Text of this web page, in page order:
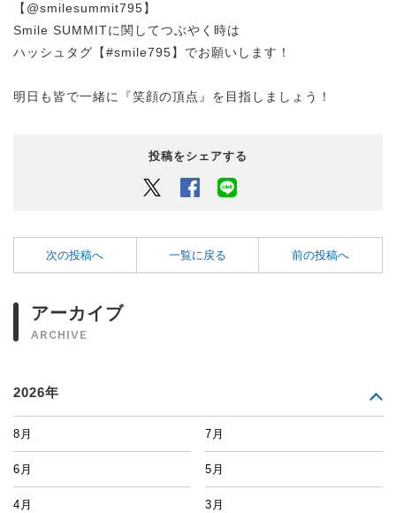
【@smilesummit795】
Smile SUMMITに関してつぶやく時は
ハッシュタグ【#smile795】でお願いします！
明日も皆で一緒に『笑顔の頂点』を目指しましょう！
投稿をシェアする
Twitter Facebook
次の投稿へ 一覧に戻る 前の投稿へ
アーカイブ
ARCHIVE
2026年
8月 7月
6月 5月
4月 3月